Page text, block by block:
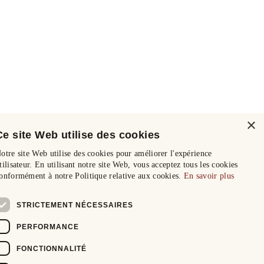
×
site Web utilise des cookies
site Web utilise des cookies pour améliorer l'expérience
En utilisant notre site Web, vous acceptez tous les cookies
à notre Politique relative aux cookies. En savoir plus
STRICTEMENT NÉCESSAIRES
PERFORMANCE
FONCTIONNALITÉ